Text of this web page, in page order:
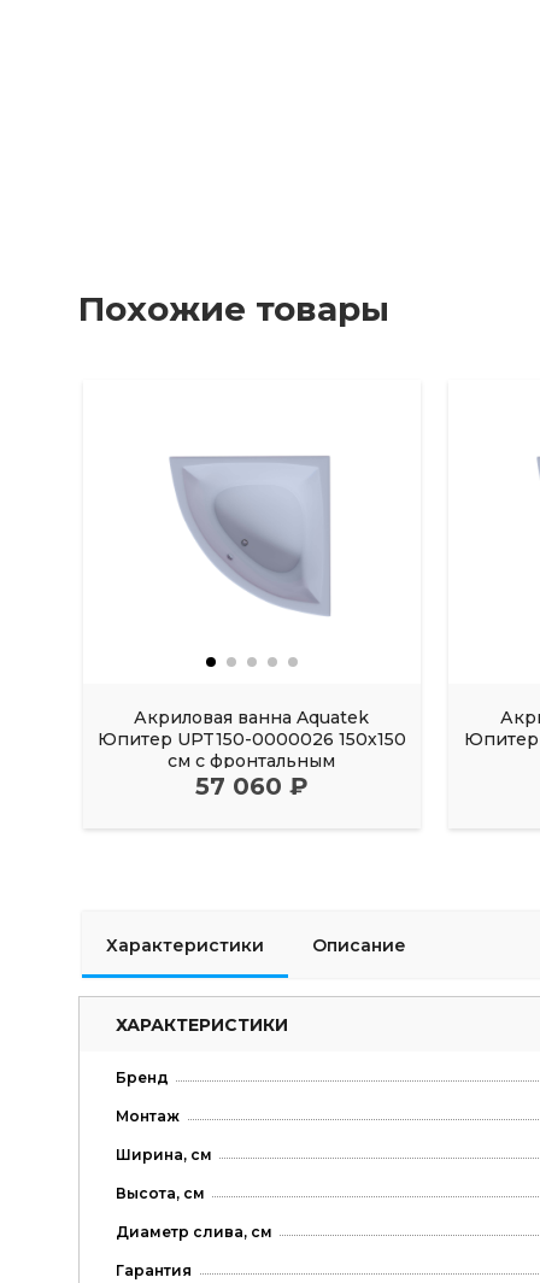
Похожие товары
Акриловая ванна Aquatek
Юпитер UPT150-0000026 150х150
см с фронтальным
57 060 ₽
Юпитер
Характеристики Описание
ХАРАКТЕРИСТИКИ
Бренд
Монтаж
Ширина, см
Высота, см
Диаметр слива, см
Гарантия